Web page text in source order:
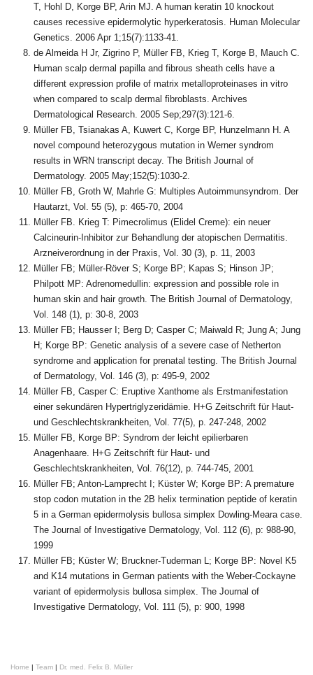
T, Hohl D, Korge BP, Arin MJ. A human keratin 10 knockout
causes recessive epidermolytic hyperkeratosis. Human Molecular
Genetics. 2006 Apr 1;15(7):1133-41.
de Almeida H Jr, Zigrino P, Müller FB, Krieg T, Korge B, Mauch C.
Human scalp dermal papilla and fibrous sheath cells have a
different expression profile of matrix metalloproteinases in vitro
when compared to scalp dermal fibroblasts. Archives
Dermatological Research. 2005 Sep;297(3):121-6.
Müller FB, Tsianakas A, Kuwert C, Korge BP, Hunzelmann H. A
novel compound heterozygous mutation in Werner syndrom
results in WRN transcript decay. The British Journal of
Dermatology. 2005 May;152(5):1030-2.
Müller FB, Groth W, Mahrle G: Multiples Autoimmunsyndrom. Der
Hautarzt, Vol. 55 (5), p: 465-70, 2004
Müller FB. Krieg T: Pimecrolimus (Elidel Creme): ein neuer
Calcineurin-Inhibitor zur Behandlung der atopischen Dermatitis.
Arzneiverordnung in der Praxis, Vol. 30 (3), p. 11, 2003
Müller FB; Müller-Röver S; Korge BP; Kapas S; Hinson JP;
Philpott MP: Adrenomedullin: expression and possible role in
human skin and hair growth. The British Journal of Dermatology,
Vol. 148 (1), p: 30-8, 2003
Müller FB; Hausser I; Berg D; Casper C; Maiwald R; Jung A; Jung
H; Korge BP: Genetic analysis of a severe case of Netherton
syndrome and application for prenatal testing. The British Journal
of Dermatology, Vol. 146 (3), p: 495-9, 2002
Müller FB, Casper C: Eruptive Xanthome als Erstmanifestation
einer sekundären Hypertriglyzeridämie. H+G Zeitschrift für Haut-
und Geschlechtskrankheiten, Vol. 77(5), p. 247-248, 2002
Müller FB, Korge BP: Syndrom der leicht epilierbaren
Anagenhaare. H+G Zeitschrift für Haut- und
Geschlechtskrankheiten, Vol. 76(12), p. 744-745, 2001
Müller FB; Anton-Lamprecht I; Küster W; Korge BP: A premature
stop codon mutation in the 2B helix termination peptide of keratin
5 in a German epidermolysis bullosa simplex Dowling-Meara case.
The Journal of Investigative Dermatology, Vol. 112 (6), p: 988-90,
1999
Müller FB; Küster W; Bruckner-Tuderman L; Korge BP: Novel K5
and K14 mutations in German patients with the Weber-Cockayne
variant of epidermolysis bullosa simplex. The Journal of
Investigative Dermatology, Vol. 111 (5), p: 900, 1998
Home | Team | Dr. med. Felix B. Müller